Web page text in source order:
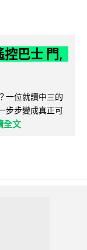
控巴士 門,
一位就讀中三的
步步變成真正可
全文